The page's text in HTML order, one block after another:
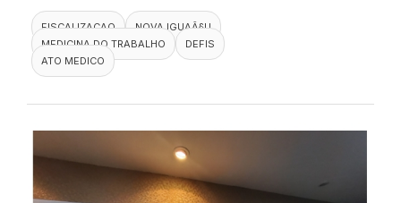
FISCALIZACAO
NOVA IGUAÃ§U
MEDICINA DO TRABALHO
DEFIS
ATO MEDICO